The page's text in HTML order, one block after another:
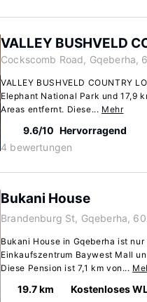
VALLEY BUSHVELD
Cockscomb Road, Gqeberha,
VALLEY BUSHVELD COUNTRY
Elephant National Park und 17,9
Areas entfernt. Diese... Mehr
9.6/10 Hervorragend
4 bewertungen
Bukani House
Brandenburg St, Gqeberha,
Bukani House in Gqeberha ist
Einkaufszentrum Baywest Mall
Diese Pension ist 7,1 km von...
19.7 km Kostenloses